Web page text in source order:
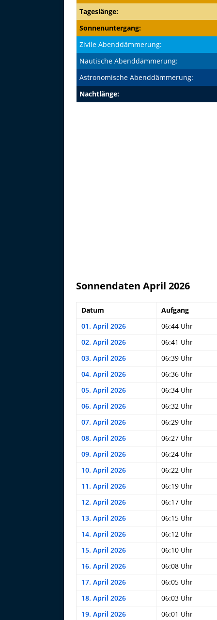
Tageslänge:
Sonnenuntergang:
Zivile Abenddämmerung:
Nautische Abenddämmerung:
Astronomische Abenddämmerung:
Nachtlänge:
Sonnendaten April 2026
Datum Aufgang
01. April 2026
06:44 Uhr
02. April 2026
06:41 Uhr
03. April 2026
06:39 Uhr
04. April 2026
06:36 Uhr
05. April 2026
06:34 Uhr
06. April 2026
06:32 Uhr
07. April 2026
06:29 Uhr
08. April 2026
06:27 Uhr
09. April 2026
06:24 Uhr
10. April 2026
06:22 Uhr
11. April 2026
06:19 Uhr
12. April 2026
06:17 Uhr
13. April 2026
06:15 Uhr
14. April 2026
06:12 Uhr
15. April 2026
06:10 Uhr
16. April 2026
06:08 Uhr
17. April 2026
06:05 Uhr
18. April 2026
06:03 Uhr
19. April 2026
06:01 Uhr